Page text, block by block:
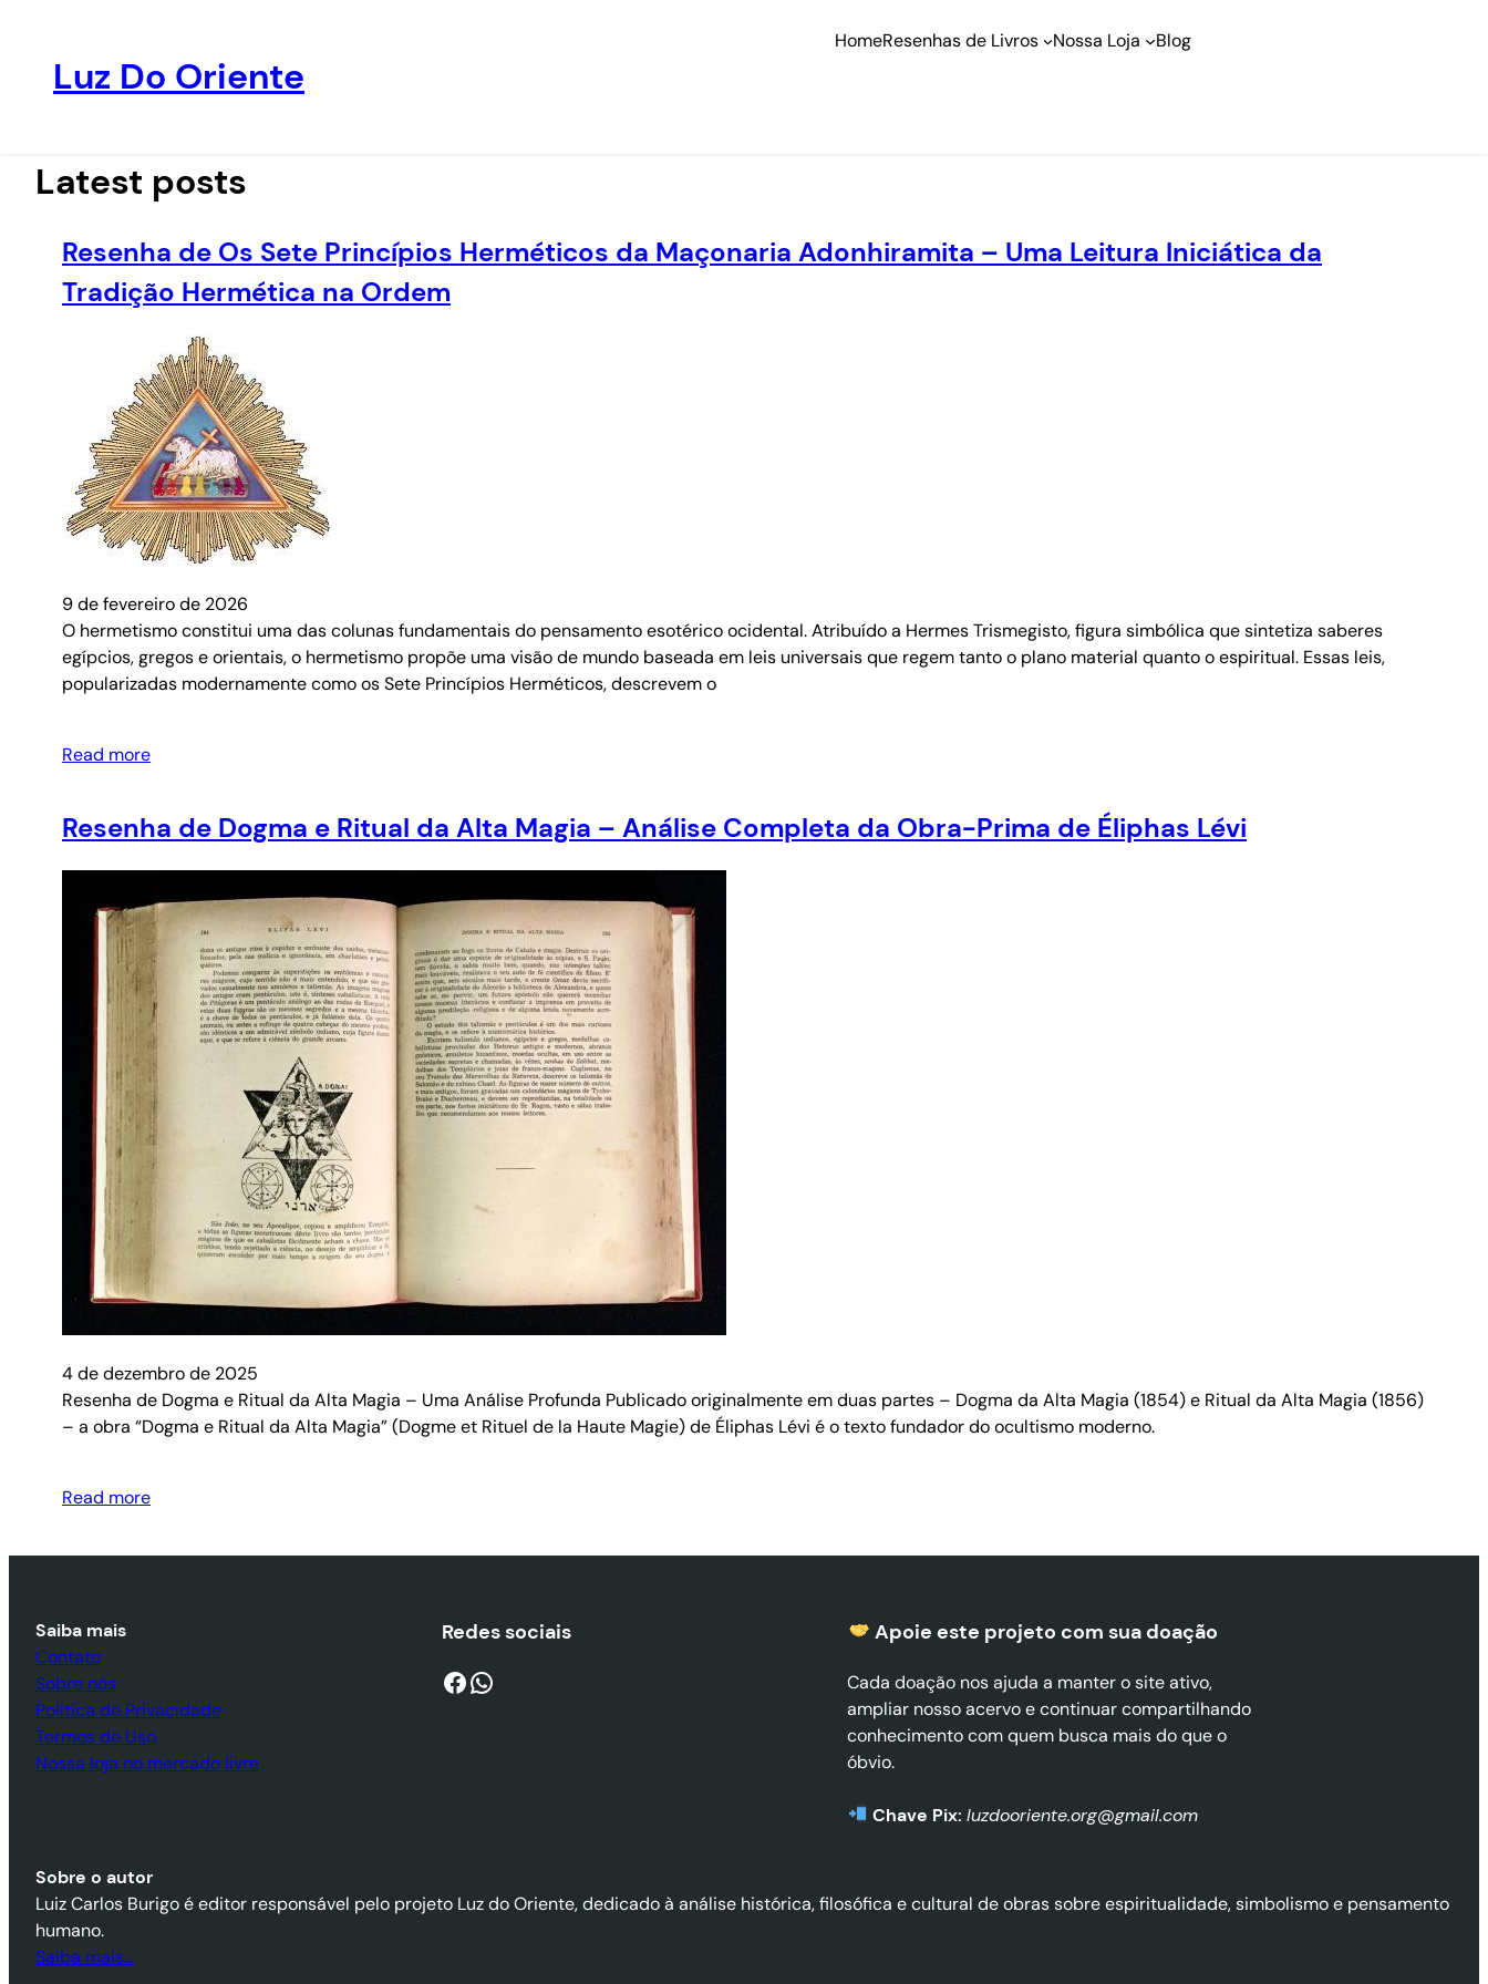
conteúdo
Luz Do Oriente
HomeResenhas de Livros Nossa Loja Blog
Latest posts
Resenha de Os Sete Princípios Herméticos da Maçonaria Adonhiramita – Uma Leitura Iniciática da
Tradição Hermética na Ordem
9 de fevereiro de 2026
O hermetismo constitui uma das colunas fundamentais do pensamento esotérico ocidental. Atribuído a Hermes Trismegisto, figura simbólica que sintetiza saberes
egípcios, gregos e orientais, o hermetismo propõe uma visão de mundo baseada em leis universais que regem tanto o plano material quanto o espiritual. Essas leis,
popularizadas modernamente como os Sete Princípios Herméticos, descrevem o
Read more
Resenha de Dogma e Ritual da Alta Magia – Análise Completa da Obra-Prima de Éliphas Lévi
4 de dezembro de 2025
Resenha de Dogma e Ritual da Alta Magia – Uma Análise Profunda Publicado originalmente em duas partes – Dogma da Alta Magia (1854) e Ritual da Alta Magia (1856)
– a obra “Dogma e Ritual da Alta Magia” (Dogme et Rituel de la Haute Magie) de Éliphas Lévi é o texto fundador do ocultismo moderno.
Read more
Saiba mais
Contato
Sobre nós
Política de Privacidade
Termos de Uso
Nossa loja no mercado livre
Redes sociais
Facebook WhatsApp
Apoie este projeto com sua doação
Cada doação nos ajuda a manter o site ativo,
ampliar nosso acervo e continuar compartilhando
conhecimento com quem busca mais do que o
óbvio.
Chave Pix: luzdooriente.org@gmail.com
Sobre o autor
Luiz Carlos Burigo é editor responsável pelo projeto Luz do Oriente, dedicado à análise histórica, filosófica e cultural de obras sobre espiritualidade, simbolismo e pensamento
humano.
Saiba mais…